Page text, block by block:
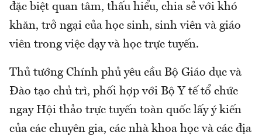
đặc biệt quan tâm, thấu hiểu, chia sẻ với khó
khăn, trở ngại của học sinh, sinh viên và giáo
viên trong việc dạy và học trực tuyến.
Thủ tướng Chính phủ yêu cầu Bộ Giáo dục và
Đào tạo chủ trì, phối hợp với Bộ Y tế tổ chức
ngay Hội thảo trực tuyến toàn quốc lấy ý kiến
của các chuyên gia, các nhà khoa học và các địa